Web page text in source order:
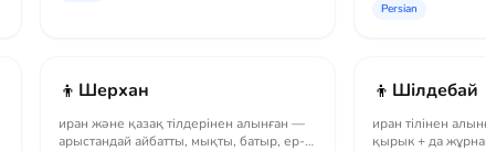
Persian
👦 Шерхан
иран және қазақ тілдерінен алынған —
арыстандай айбатты, мықты, батыр, ер-
👦 Шілдебай
иран тілінен
қырык + да